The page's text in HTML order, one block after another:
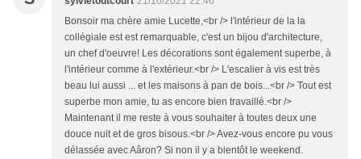
Bonsoir ma chère amie Lucette,<br /> l'intérieur de la la
collégiale est est remarquable, c'est un bijou d'architecture,
un chef d'oeuvre! Les décorations sont également superbe, à
l'intérieur comme à l'extérieur.<br /> L'escalier à vis est très
beau lui aussi ... et les maisons à pan de bois...<br /> Tout est
superbe mon amie, tu as encore bien travaillé.<br />
Maintenant il me reste à vous souhaiter à toutes deux une
douce nuit et de gros bisous.<br /> Avez-vous encore pu vous
délassée avec Aâron? Si non il y a bientôt le weekend.